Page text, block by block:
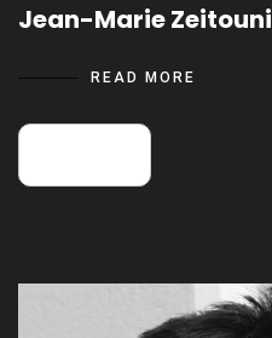
Jean-Marie Zeitouni
READ MORE